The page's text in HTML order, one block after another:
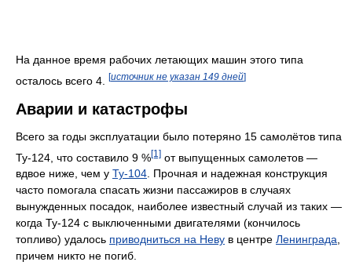
На данное время рабочих летающих машин этого типа
осталось всего 4.
[источник не указан 149 дней]
Аварии и катастрофы
Всего за годы эксплуатации было потеряно 15 самолётов типа
Ту-124, что составило 9 %[1] от выпущенных самолетов —
вдвое ниже, чем у Ту-104. Прочная и надежная конструкция
часто помогала спасать жизни пассажиров в случаях
вынужденных посадок, наиболее известный случай из таких —
когда Ту-124 с выключенными двигателями (кончилось
топливо) удалось приводниться на Неву в центре Ленинграда,
причем никто не погиб.